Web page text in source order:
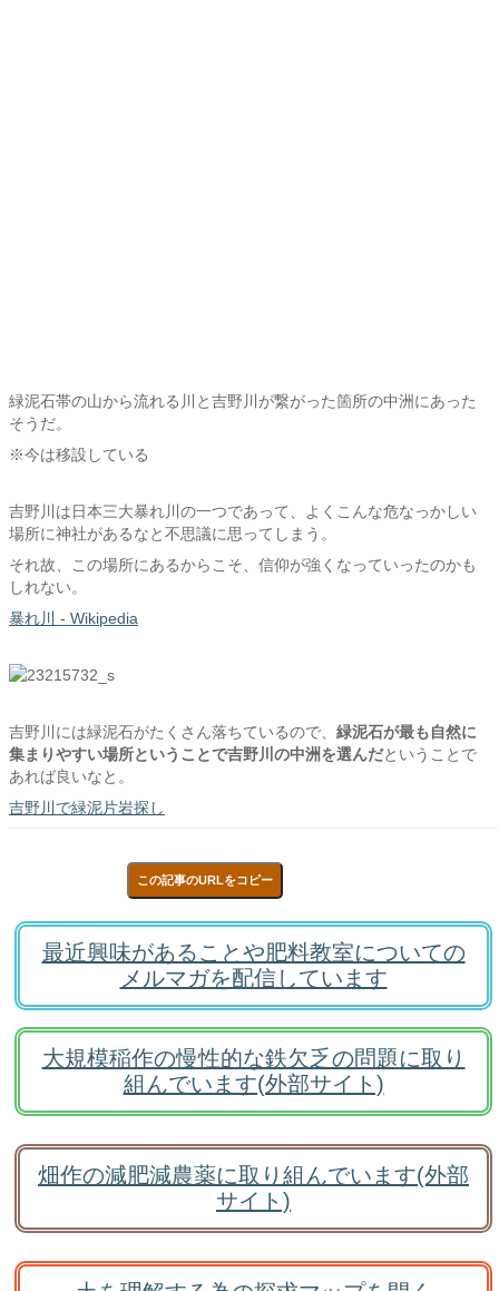
緑泥石帯の山から流れる川と吉野川が繋がった箇所の中洲にあった
そうだ。
※今は移設している
吉野川は日本三大暴れ川の一つであって、よくこんな危なっかしい
場所に神社があるなと不思議に思ってしまう。
それ故、この場所にあるからこそ、信仰が強くなっていったのかも
しれない。
暴れ川 - Wikipedia
吉野川には緑泥石がたくさん落ちているので、 緑泥石が最も自然に
集まりやすい場所ということで吉野川の中洲を選んだということで
あれば良いなと。
吉野川で緑泥片岩探し
この記事のURLをコピー
最近興味があることや肥料教室についての
メルマガを配信しています
大規模稲作の慢性的な鉄欠乏の問題に取り
組んでいます(外部サイト)
畑作の減肥減農薬に取り組んでいます(外部
サイト)